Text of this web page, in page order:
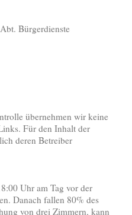
Bürgerdienste
übernehmen wir keine
Für den Inhalt der
deren Betreiber
Uhr am Tag vor der
Danach fallen 80% des
von drei Zimmern, kann